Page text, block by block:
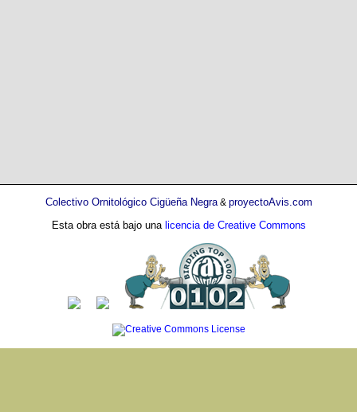
Colectivo Ornitológico Cigüeña Negra& proyectoAvis.com
Esta obra está bajo una licencia de Creative Commons